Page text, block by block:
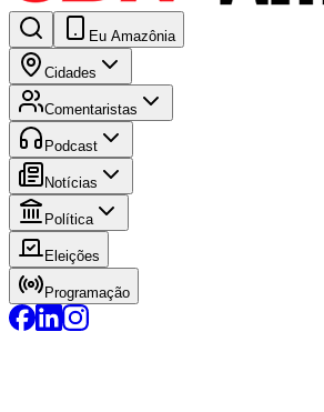
Eu Amazônia
Cidades
Comentaristas
Podcast
Notícias
Política
Eleições
Programação